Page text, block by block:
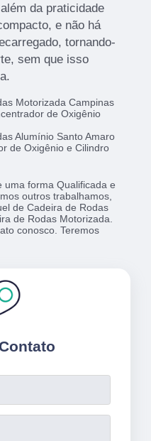
da praticidade
e não há
tornando-
sem que isso
Motorizada Campinas
de Oxigênio
Alumínio Santo Amaro
de Oxigênio e Cilindro
uma forma Qualificada e
outros trabalhamos,
de Cadeira de Rodas
de Rodas Motorizada.
conosco. Teremos